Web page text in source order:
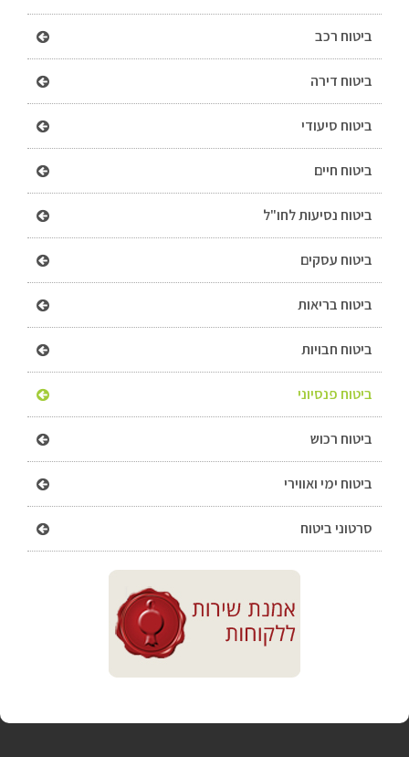
ביטוח רכב
ביטוח דירה
ביטוח סיעודי
ביטוח חיים
ביטוח נסיעות לחו"ל
ביטוח עסקים
ביטוח בריאות
ביטוח חבויות
ביטוח פנסיוני
ביטוח רכוש
ביטוח ימי ואווירי
סרטוני ביטוח